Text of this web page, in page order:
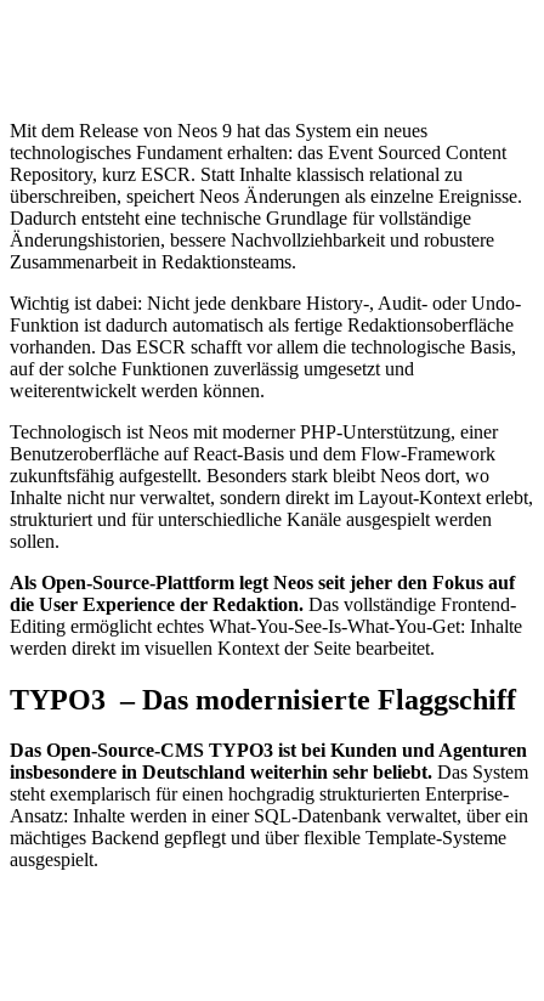
Mit dem Release von Neos 9 hat das System ein neues
technologisches Fundament erhalten: das Event Sourced Content
Repository, kurz ESCR. Statt Inhalte klassisch relational zu
überschreiben, speichert Neos Änderungen als einzelne Ereignisse.
Dadurch entsteht eine technische Grundlage für vollständige
Änderungshistorien, bessere Nachvollziehbarkeit und robustere
Zusammenarbeit in Redaktionsteams.
Wichtig ist dabei: Nicht jede denkbare History-, Audit- oder Undo-
Funktion ist dadurch automatisch als fertige Redaktionsoberfläche
vorhanden. Das ESCR schafft vor allem die technologische Basis,
auf der solche Funktionen zuverlässig umgesetzt und
weiterentwickelt werden können.
Technologisch ist Neos mit moderner PHP-Unterstützung, einer
Benutzeroberfläche auf React-Basis und dem Flow-Framework
zukunftsfähig aufgestellt. Besonders stark bleibt Neos dort, wo
Inhalte nicht nur verwaltet, sondern direkt im Layout-Kontext erlebt,
strukturiert und für unterschiedliche Kanäle ausgespielt werden
sollen.
Als Open-Source-Plattform legt Neos seit jeher den Fokus auf
die User Experience der Redaktion. Das vollständige Frontend-
Editing ermöglicht echtes What-You-See-Is-What-You-Get: Inhalte
werden direkt im visuellen Kontext der Seite bearbeitet.
TYPO3 – Das modernisierte Flaggschiff
Das Open-Source-CMS TYPO3 ist bei Kunden und Agenturen
insbesondere in Deutschland weiterhin sehr beliebt. Das System
steht exemplarisch für einen hochgradig strukturierten Enterprise-
Ansatz: Inhalte werden in einer SQL-Datenbank verwaltet, über ein
mächtiges Backend gepflegt und über flexible Template-Systeme
ausgespielt.